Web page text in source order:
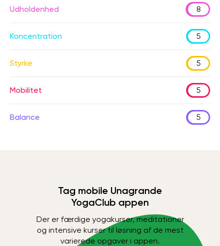
Udholdenhed 8
Koncentration 5
Styrke 5
Mobilitet 5
Balance 5
Tag mobile Unagrande
YogaClub appen
Der er færdige yogakurser, meditationer
og intensive kurser til løsning af de mest
varierede opgaver i appen.